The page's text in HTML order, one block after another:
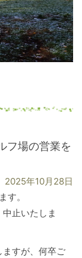
フ場の営業を
2025年10月28日
す。
止いたしま
ますが、何卒ご